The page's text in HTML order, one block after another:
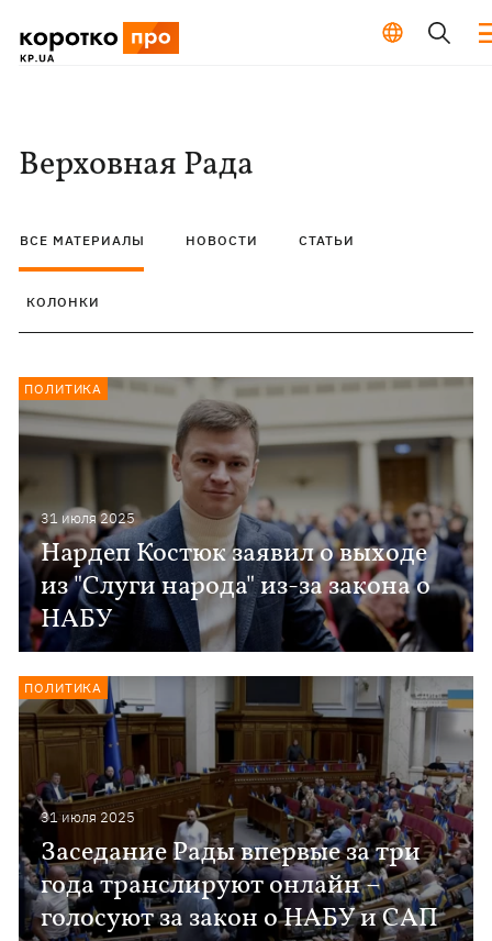
Верховная Рада
ВСЕ МАТЕРИАЛЫ НОВОСТИ СТАТЬИ
КОЛОНКИ
31 июля 2025
Нардеп Костюк заявил о выходе
из "Слуги народа" из-за закона о
НАБУ
ПОЛИТИКА
31 июля 2025
Заседание Рады впервые за три
года транслируют онлайн –
голосуют за закон о НАБУ и САП
ПОЛИТИКА